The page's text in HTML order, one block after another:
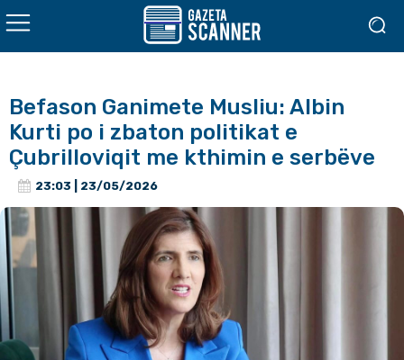
Befason Ganimete Musliu: Albin
Kurti po i zbaton politikat e
Çubrilloviqit me kthimin e serbëve
23:03 | 23/05/2026